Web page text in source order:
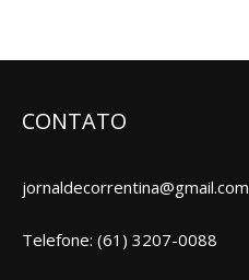
CONTATO
jornaldecorrentina@gmail.com
Telefone: (61) 3207-0088